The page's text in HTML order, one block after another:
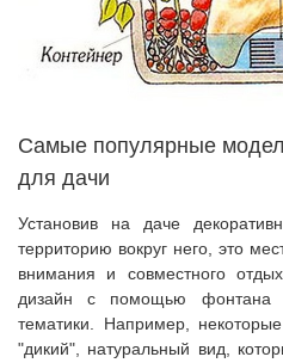
Самые популярные
для дачи
Установив на даче
территорию вокруг него, это
внимания и совместного
дизайн с помощью фонтана
тематики. Например,
"дикий", натуральный вид,